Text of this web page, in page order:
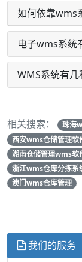
如何依靠wms
电子wms系统
WMS系统有几
相关搜索： 珠海
西安wms仓储管理软
湖南仓储管理wms软
浙江wms仓库分拣系
澳门wms仓库管理
我们的服务